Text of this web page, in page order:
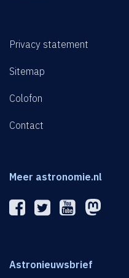
Privacy statement
Sitemap
Colofon
Contact
Meer astronomie.nl
Astronieuwsbrief